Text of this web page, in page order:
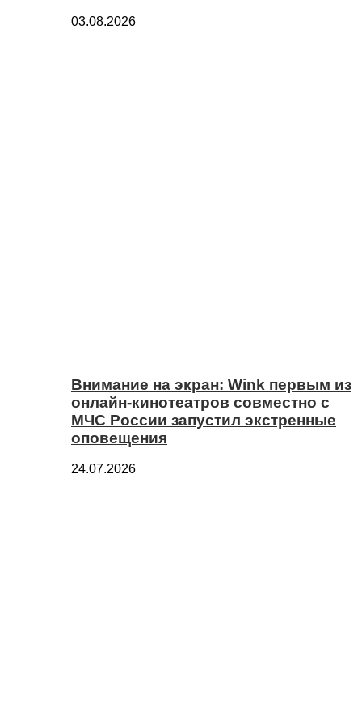
03.08.2026
Внимание на экран: Wink первым из
онлайн-кинотеатров совместно с
МЧС России запустил экстренные
оповещения
24.07.2026